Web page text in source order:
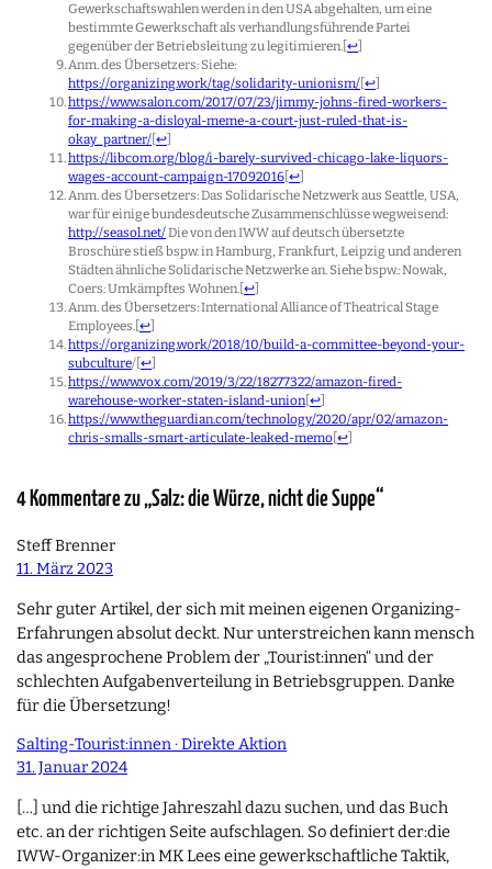
Gewerkschaftswahlen werden in den USA abgehalten, um eine
bestimmte Gewerkschaft als verhandlungsführende Partei
gegenüber der Betriebsleitung zu legitimieren. [↩
Anm. des Übersetzers: Siehe:
https://organizing.work/tag/solidarity-unionism/ [↩
https://www.salon.com/2017/07/23/jimmy-johns-fired-workers-
for-making-a-disloyal-meme-a-court-just-ruled-that-is-
okay_partner/ [↩
https://libcom.org/blog/i-barely-survived-chicago-lake-liquors-
wages-account-campaign-17092016 [↩
Anm. des Übersetzers: Das Solidarische Netzwerk aus Seattle, USA,
war für einige bundesdeutsche Zusammenschlüsse wegweisend:
http://seasol.net/Die von den IWW auf deutsch übersetzte
Broschüre stieß bspw. in Hamburg, Frankfurt, Leipzig und anderen
Städten ähnliche Solidarische Netzwerke an. Siehe bspw.: Nowak,
Coers: Umkämpftes Wohnen. [↩
Anm. des Übersetzers: International Alliance of Theatrical Stage
Employees. [↩
https://organizing.work/2018/10/build-a-committee-beyond-your-
subculture/ [↩
https://www.vox.com/2019/3/22/18277322/amazon-fired-
warehouse-worker-staten-island-union[↩
https://www.theguardian.com/technology/2020/apr/02/amazon-
chris-smalls-smart-articulate-leaked-memo [↩
4 Kommentare zu „Salz: die Würze, nicht die Suppe“
Steff Brenner
11. März 2023
Sehr guter Artikel, der sich mit meinen eigenen Organizing-
Erfahrungen absolut deckt. Nur unterstreichen kann mensch
das angesprochene Problem der „Tourist:innen“ und der
schlechten Aufgabenverteilung in Betriebsgruppen. Danke
für die Übersetzung!
Salting-Tourist:innen · Direkte Aktion
31. Januar 2024
[…] und die richtige Jahreszahl dazu suchen, und das Buch
etc. an der richtigen Seite aufschlagen. So definiert der:die
IWW-Organizer:in MK Lees eine gewerkschaftliche Taktik,